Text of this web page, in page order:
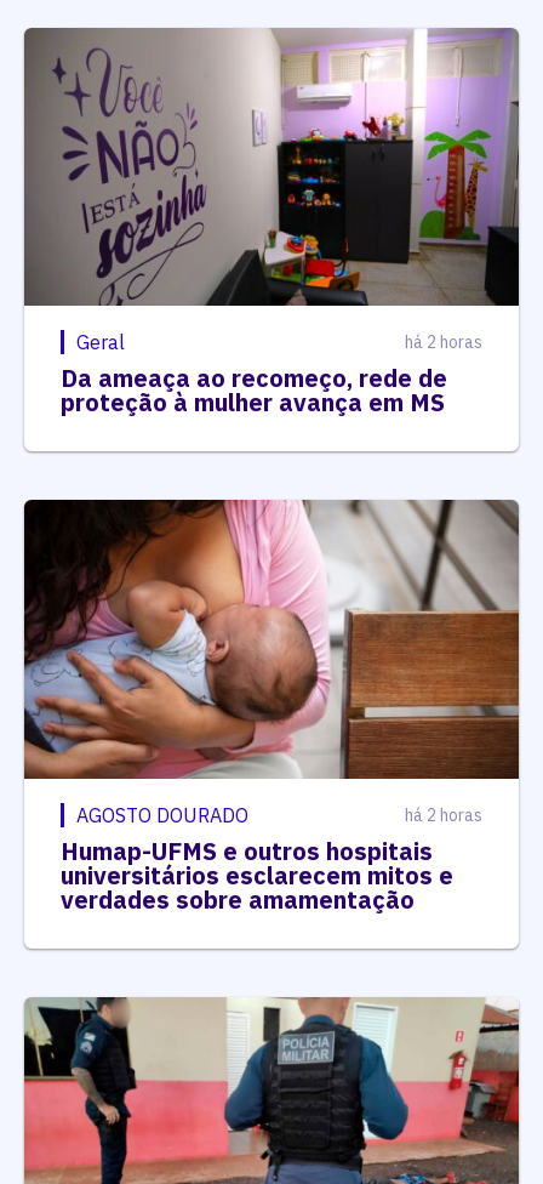
Geral há 2 horas
Da ameaça ao recomeço, rede de
proteção à mulher avança em MS
AGOSTO DOURADO há 2 horas
Humap-UFMS e outros hospitais
universitários esclarecem mitos e
verdades sobre amamentação